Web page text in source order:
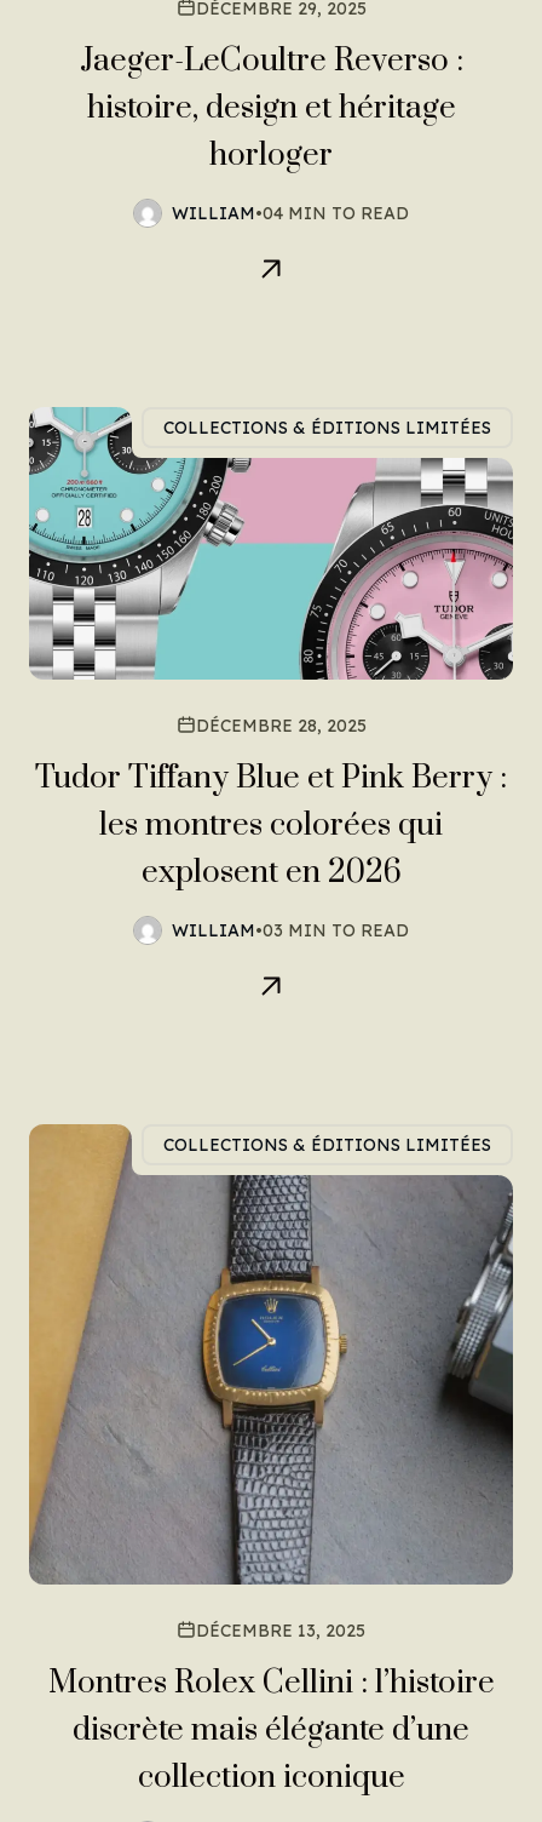
DÉCEMBRE 29, 2025
Jaeger-LeCoultre Reverso :
histoire, design et héritage
horloger
WILLIAM•04 MIN TO READ
COLLECTIONS & ÉDITIONS LIMITÉES
DÉCEMBRE 28, 2025
Tudor Tiffany Blue et Pink Berry :
les montres colorées qui
explosent en 2026
WILLIAM•03 MIN TO READ
COLLECTIONS & ÉDITIONS LIMITÉES
DÉCEMBRE 13, 2025
Montres Rolex Cellini : l’histoire
discrète mais élégante d’une
collection iconique